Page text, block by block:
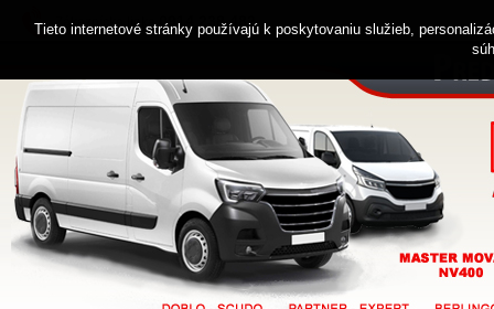
Zákaznícka linka 0914 238 482
Tieto internetové stránky používajú k poskytovaniu služieb,